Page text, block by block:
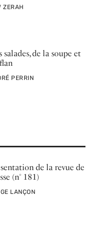
ZERAH
salades, de la soupe et
PERRIN
de la revue de
(n° 181)
LANÇON